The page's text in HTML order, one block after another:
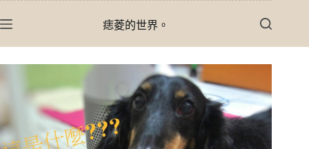
至
痣菱的世界。